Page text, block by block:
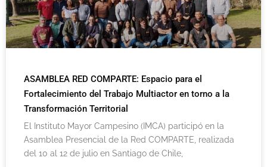
ASAMBLEA RED COMPARTE: Espacio para el
Fortalecimiento del Trabajo Multiactor en torno a la
Transformación Territorial
El Instituto Mayor Campesino (IMCA) participó en la
Asamblea Presencial de la Red COMPARTE, realizada
del 10 al 12 de julio en Santiago de Chile,